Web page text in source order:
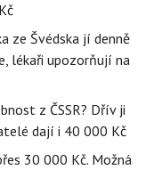
ze Švédska jí denně
lékaři upozorňují na
z ČSSR? Dřív ji
dají i 40 000 Kč
30 000 Kč. Možná